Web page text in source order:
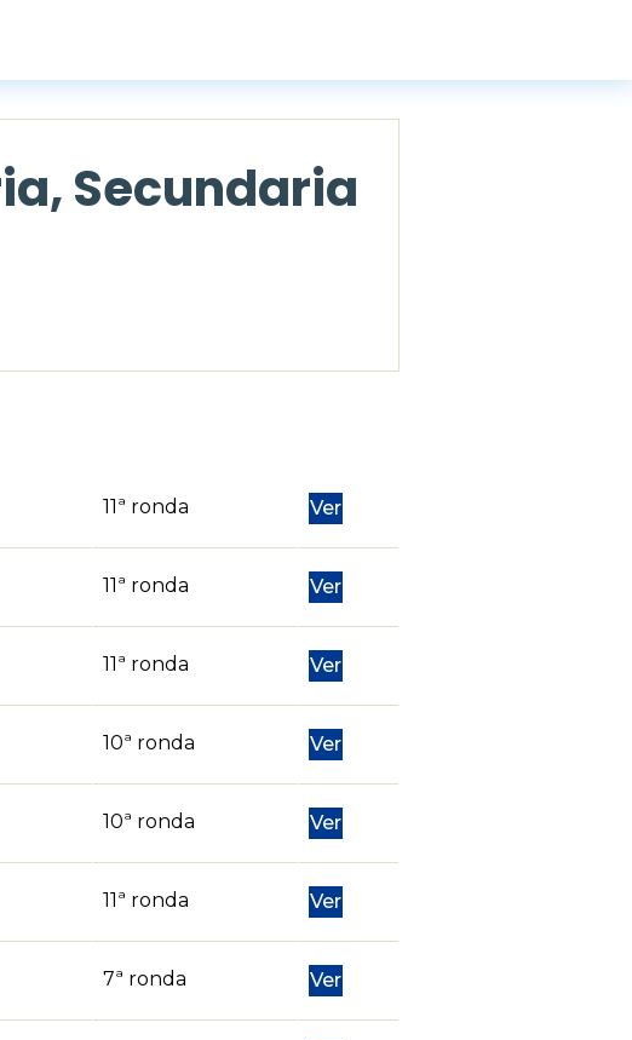
Secundaria
11ª ronda Ver
11ª ronda Ver
11ª ronda Ver
10ª ronda Ver
10ª ronda Ver
11ª ronda Ver
7ª ronda Ver